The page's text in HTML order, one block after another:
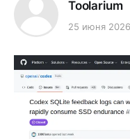
Toolarium
25 июня 2026